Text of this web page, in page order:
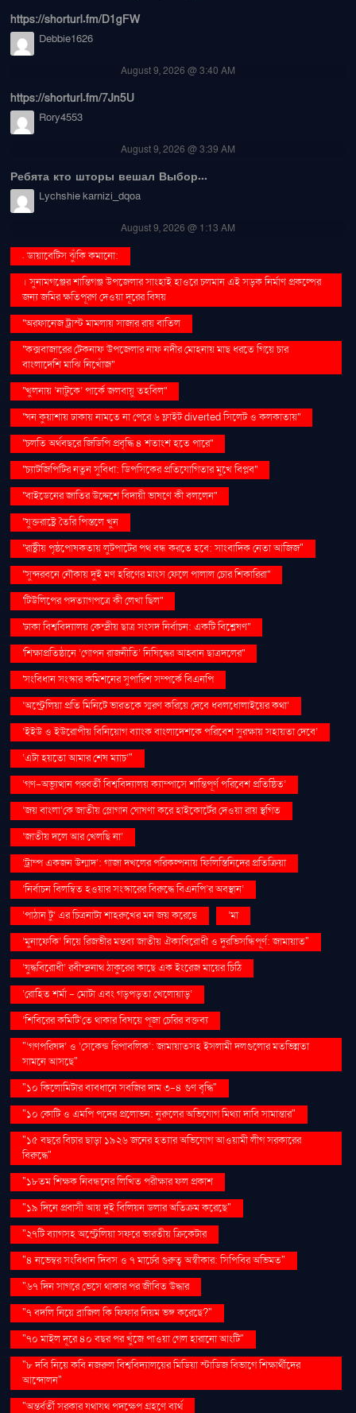
https://shorturl.fm/D1gFW
Debbie1626
August 9, 2026 @ 3:40 AM
https://shorturl.fm/7Jn5U
Rory4553
August 9, 2026 @ 3:39 AM
Ребята кто шторы вешал Выбор...
Lychshie karnizi_dqoa
August 9, 2026 @ 1:13 AM
. ডায়াবেটিস ঝুঁকি কমানো:
। সুনামগঞ্জের শান্তিগঞ্জ উপজেলার সাংহাই হাওরে চলমান এই সড়ক নির্মাণ প্রকল্পের
জন্য জমির ক্ষতিপূরণ দেওয়া দূরের বিষয়
''অরফানেজ ট্রাস্ট মামলায় সাজার রায় বাতিল
''কক্সবাজারের টেকনাফ উপজেলার নাফ নদীর মোহনায় মাছ ধরতে গিয়ে চার
বাংলাদেশি মাঝি নিখোঁজ''
''খুলনায় ‘নাটুকে’ পার্কে জলবায়ু তহবিল''
''ঘন কুয়াশায় ঢাকায় নামতে না পেরে ৬ ফ্লাইট diverted সিলেট ও কলকাতায়''
''চলতি অর্থবছরে জিডিপি প্রবৃদ্ধি ৪ শতাংশ হতে পারে''
''চ্যাটজিপিটির নতুন সুবিধা: ডিপসিকের প্রতিযোগিতার মুখে বিপ্লব''
''বাইডেনের জাতির উদ্দেশে বিদায়ী ভাষণে কী বললেন''
''যুক্তরাষ্ট্রে তৈরি পিস্তলে খুন
''রাষ্ট্রীয় পৃষ্ঠপোষকতায় লুটপাটের পথ বন্ধ করতে হবে: সাংবাদিক নেতা আজিজ"
''সুন্দরবনে নৌকায় দুই মণ হরিণের মাংস ফেলে পালাল চোর শিকারিরা''
'টিউলিপের পদত্যাগপত্রে কী লেখা ছিল''
'ঢাকা বিশ্ববিদ্যালয় কেন্দ্রীয় ছাত্র সংসদ নির্বাচন: একটি বিশ্লেষণ''
'শিক্ষাপ্রতিষ্ঠানে ‘গোপন রাজনীতি’ নিষিদ্ধের আহ্বান ছাত্রদলের''
'সংবিধান সংস্কার কমিশনের সুপারিশ সম্পর্কে বিএনপি
‘অস্ট্রেলিয়া প্রতি মিনিটে ভারতকে স্মরণ করিয়ে দেবে ধবলধোলাইয়ের কথা’
‘ইইউ ও ইউরোপীয় বিনিয়োগ ব্যাংক বাংলাদেশকে পরিবেশ সুরক্ষায় সহায়তা দেবে’
‘এটা হয়তো আমার শেষ ম্যাচ’"
‘গণ–অভ্যুত্থান পরবর্তী বিশ্ববিদ্যালয় ক্যাম্পাসে শান্তিপূর্ণ পরিবেশ প্রতিষ্ঠিত’
‘জয় বাংলা’কে জাতীয় স্লোগান ঘোষণা করে হাইকোর্টের দেওয়া রায় স্থগিত
‘জাতীয় দলে আর খেলছি না’
‘ট্রাম্প একজন উন্মাদ’: গাজা দখলের পরিকল্পনায় ফিলিস্তিনিদের প্রতিক্রিয়া
‘নির্বাচন বিলম্বিত হওয়ার সংস্কারের বিরুদ্ধে বিএনপি’র অবস্থান’
‘পাঠান টু’ এর চিত্রনাট্য শাহরুখের মন জয় করেছে
‘মা
‘মুনাফেকি’ নিয়ে রিজভীর মন্তব্য জাতীয় ঐক্যবিরোধী ও দুরভিসন্ধিপূর্ণ: জামায়াত"
‘যুদ্ধবিরোধী’ রবীন্দ্রনাথ ঠাকুরের কাছে এক ইংরেজ মায়ের চিঠি
‘রোহিত শর্মা - মোটা এবং গড়পড়তা খেলোয়াড়’
‘শিবিরের কমিটি’তে থাকার বিষয়ে পূজা চেরির বক্তব্য
"‘গণপরিষদ’ ও ‘সেকেন্ড রিপাবলিক’: জামায়াতসহ ইসলামী দলগুলোর মতভিন্নতা
সামনে আসছে"
"১০ কিলোমিটার ব্যবধানে সবজির দাম ৩-৪ গুণ বৃদ্ধি"
"১০ কোটি ও এমপি পদের প্রলোভন: নুরুলের অভিযোগ মিথ্যা দাবি সামান্তার"
"১৫ বছরে বিচার ছাড়া ১৯২৬ জনের হত্যার অভিযোগ আওয়ামী লীগ সরকারের
বিরুদ্ধে"
"১৮তম শিক্ষক নিবন্ধনের লিখিত পরীক্ষার ফল প্রকাশ
"১৯ দিনে প্রবাসী আয় দুই বিলিয়ন ডলার অতিক্রম করেছে"
"২৭টি ব্যাগসহ অস্ট্রেলিয়া সফরে ভারতীয় ক্রিকেটার
"৪ নভেম্বর সংবিধান দিবস ও ৭ মার্চের গুরুত্ব অস্বীকার: সিপিবির অভিমত"
"৬৭ দিন সাগরে ভেসে থাকার পর জীবিত উদ্ধার
"৭ বদলি নিয়ে ব্রাজিল কি ফিফার নিয়ম ভঙ্গ করেছে?"
"৭০ মাইল দূরে ৪০ বছর পর খুঁজে পাওয়া গেল হারানো আংটি"
"৮ দবি নিয়ে কবি নজরুল বিশ্ববিদ্যালয়ের মিডিয়া স্টাডিজ বিভাগে শিক্ষার্থীদের
আন্দোলন"
"অন্তর্বর্তী সরকার যথাযথ পদক্ষেপ গ্রহণে ব্যর্থ